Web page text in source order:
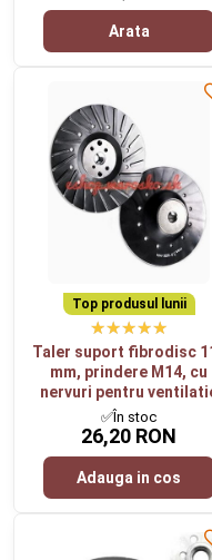
Arata
Top produsul lunii
Taler suport fibrodisc
mm, prindere M14, cu
nervuri pentru
✅În stoc
26,20 RON
Adauga in cos